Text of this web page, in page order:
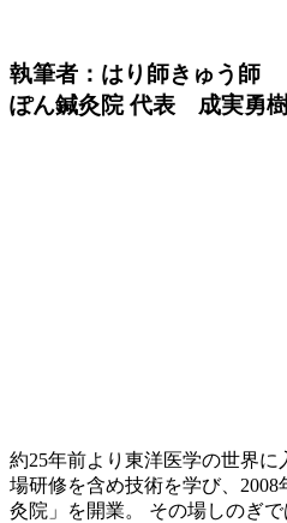
執筆者：はり師きゅう師
ぽん鍼灸院 代表 成実勇
約25年前より東洋医学の世界
場研修を含め技術を学び、
灸院」を開業。 その場しのぎ